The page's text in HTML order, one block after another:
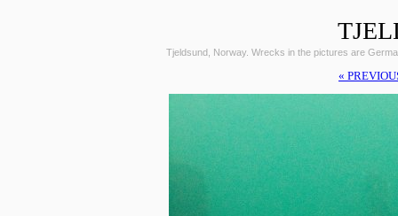
Tjeldsund, Norway. Wrecks in the pictures are
«